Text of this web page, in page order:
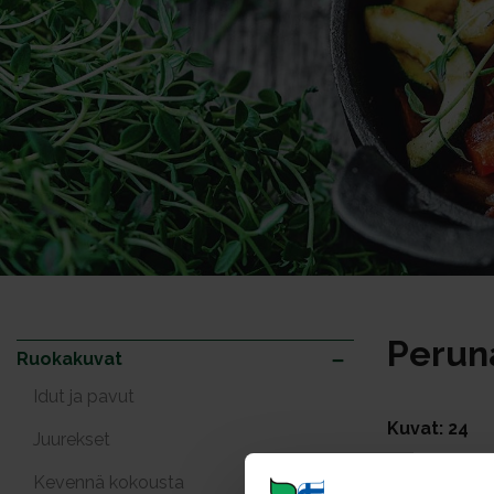
Ruokakuvat
Idut ja pavut
Juurekset
Kevennä kokousta
Kuvat: 24